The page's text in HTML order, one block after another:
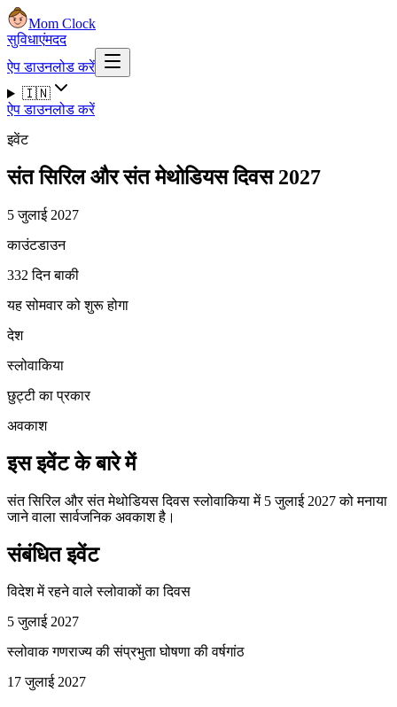
Mom Clock
सुविधाएंमदद
ऐप डाउनलोड करें
🇮🇳
ऐप डाउनलोड करें
इवेंट
संत सिरिल और संत मेथोडियस दिवस 2027
5 जुलाई 2027
काउंटडाउन
332 दिन बाकी
यह सोमवार को शुरू होगा
देश
स्लोवाकिया
छुट्टी का प्रकार
अवकाश
इस इवेंट के बारे में
संत सिरिल और संत मेथोडियस दिवस स्लोवाकिया में 5 जुलाई 2027 को मनाया
जाने वाला सार्वजनिक अवकाश है।
संबंधित इवेंट
विदेश में रहने वाले स्लोवाकों का दिवस
5 जुलाई 2027
स्लोवाक गणराज्य की संप्रभुता घोषणा की वर्षगांठ
17 जुलाई 2027